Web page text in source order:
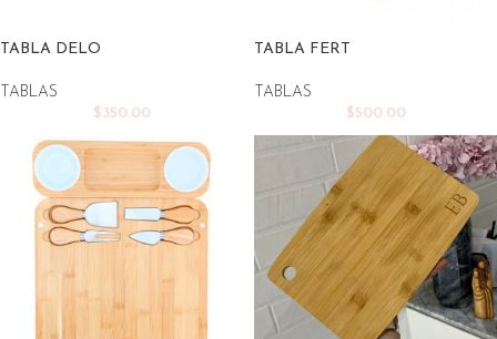
TABLA DELO
TABLAS
$350.00
TABLA FERT
TABLAS
$500.00